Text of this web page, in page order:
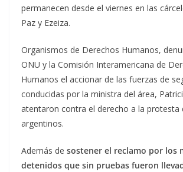
permanecen desde el viernes en las
Paz y Ezeiza.
Organismos de Derechos Humanos,
ONU y la Comisión Interamericana de
Humanos el accionar de las fuerzas de
conducidas por la ministra del área,
atentaron contra el derecho a la protesta
argentinos.
Además de sostener el reclamo por los
detenidos que sin pruebas fueron